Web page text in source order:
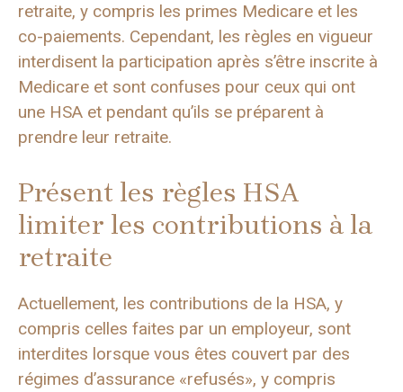
retraite, y compris les primes Medicare et les
co-paiements. Cependant, les règles en vigueur
interdisent la participation après s’être inscrite à
Medicare et sont confuses pour ceux qui ont
une HSA et pendant qu’ils se préparent à
prendre leur retraite.
Présent les règles HSA
limiter les contributions à la
retraite
Actuellement, les contributions de la HSA, y
compris celles faites par un employeur, sont
interdites lorsque vous êtes couvert par des
régimes d’assurance «refusés», y compris